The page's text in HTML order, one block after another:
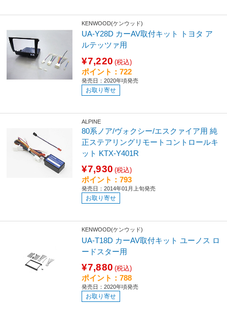
KENWOOD(ケンウッド)
UA-Y28D カーAV取付キット トヨタ ア
ルテッツァ用
¥7,220 (税込)
ポイント：722
発売日：2020年頃発売
お取り寄せ
ALPINE
80系ノア/ヴォクシー/エスクァイア用 純
正ステアリングリモートコントロールキ
ット KTX-Y401R
¥7,930 (税込)
ポイント：793
発売日：2014年01月上旬発売
お取り寄せ
KENWOOD(ケンウッド)
UA-T18D カーAV取付キット ユーノス ロ
ードスター用
¥7,880 (税込)
ポイント：788
発売日：2020年頃発売
お取り寄せ